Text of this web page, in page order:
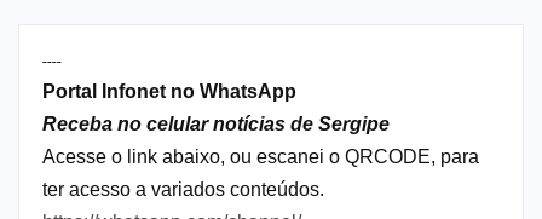
----
Portal Infonet no WhatsApp
Receba no celular notícias de Sergipe
Acesse o link abaixo, ou escanei o QRCODE, para
ter acesso a variados conteúdos.